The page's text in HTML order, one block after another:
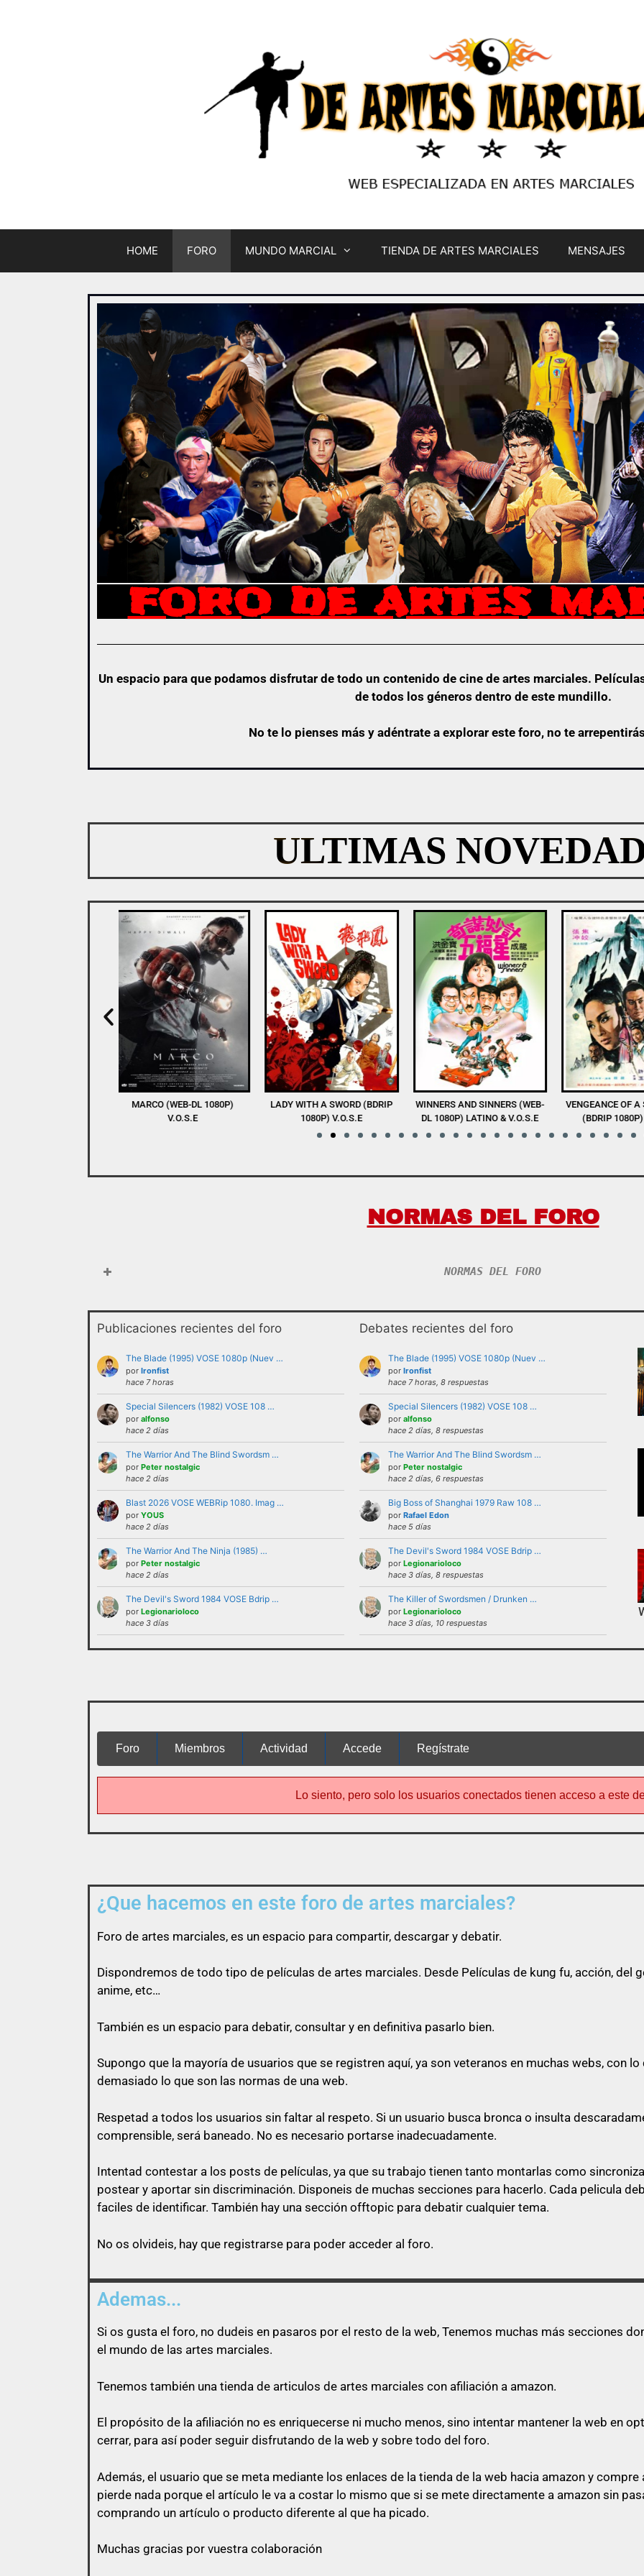
HOME FORO MUNDO MARCIAL TIENDA DE ARTES MARCIALES MENSAJES
FORO DE ARTES
Un espacio para que podamos disfrutar de todo un contenido de cine de artes marciales.
de todos los géneros dentro de este mundillo.
No te lo pienses más y adéntrate a explorar este foro, no te
ULTIMAS
LADY WITH A SWORD (BDRIP
1080P) V.O.S.E
WINNERS AND SINNERS (WEB-
DL 1080P) LATINO & V.O.S.E
VENGEANCE OF A SNOW GIRL
(BDRIP 1080P) V.O.S.E
THE SHAOLIN
1080P)
NORMAS DEL FORO
NORMAS DEL FORO
No se debe insultar a ningún usuario bajo ninguna circunstancia. Se puede criticar, discutir
recurrir al insulto.
No se debe hacer apología de la violencia, ni de forma verbal ni mostrando insignias,
como tales.
No trasladar a los foros discusiones a nivel personal con otros usuarios.Estas deben ser
partícipes al resto de personas del foro.
No revelar ni hacer público en el foro la identidad o datos personales de ningún
ejemplo direcciones de email, ip’s externas, etc
No enviar a los foros mensajes repetitivos
En el Lenguaje web, escribir con letras mayusculas equivale a gritar, si no es esa su
Cualquier usuario que altere el buen funcionamiento del foro mediante reiteradas quejas,
administración o las normas de uso del foro será expulsado del mismo.
funcionamiento de este foro
con lo que vas a responder.
El usuario que suba una peli, puede perfectamente no poner el enlace ni a la vista, ni en spoiler
momento que otro usuario comente en su post con un comentario decente y relacionado con
No vale un simple «Gracias», no vale «pásame el enlace», ni nada parecido a mensajes
Así que un usuario que esconda su enlace, será libre de pasárselo a quien quiera sin ninguna
Publicaciones recientes del foro
The Blade (1995) VOSE 1080p (Nuev …
por Ironfist
hace 7 horas
Special Silencers (1982) VOSE 108 …
por alfonso
hace 2 días
The Warrior And The Blind Swordsm …
por Peter nostalgic
hace 2 días
Blast 2026 VOSE WEBRip 1080. Imag …
por YOUS
hace 2 días
The Warrior And The Ninja (1985) …
por Peter nostalgic
hace 2 días
The Devil's Sword 1984 VOSE Bdrip …
por Legionarioloco
hace 3 días
Debates recientes del foro
The Blade (1995) VOSE 1080p (Nuev …
por Ironfist
hace 7 horas, 8 respuestas
Special Silencers (1982) VOSE 108 …
por alfonso
hace 2 días, 8 respuestas
The Warrior And The Blind Swordsm …
por Peter nostalgic
hace 2 días, 6 respuestas
Big Boss of Shanghai 1979 Raw 108 …
por Rafael Edon
hace 5 días
The Devil's Sword 1984 VOSE Bdrip …
por Legionarioloco
hace 3 días, 8 respuestas
The Killer of Swordsmen / Drunken …
por Legionarioloco
hace 3 días, 10 respuestas
Foro Miembros Actividad Accede Regístrate
Lo siento, pero solo los usuarios conectados tienen acceso a este
¿Que hacemos en este foro de artes marciales?
Foro de artes marciales, es un espacio para compartir, descargar y debatir.
Dispondremos de todo tipo de películas de artes marciales. Desde Películas de kung fu, acción, del
anime, etc…
También es un espacio para debatir, consultar y en definitiva pasarlo bien.
Supongo que la mayoría de usuarios que se registren aquí, ya son veteranos en muchas webs, con
demasiado lo que son las normas de una web.
Respetad a todos los usuarios sin faltar al respeto. Si un usuario busca bronca o insulta
comprensible, será baneado. No es necesario portarse inadecuadamente.
Intentad contestar a los posts de películas, ya que su trabajo tienen tanto montarlas como
postear y aportar sin discriminación. Disponeis de muchas secciones para hacerlo. Cada pelicula
faciles de identificar. También hay una sección offtopic para debatir cualquier tema.
No os olvideis, hay que registrarse para poder acceder al foro.
Ademas...
Si os gusta el foro, no dudeis en pasaros por el resto de la web, Tenemos muchas más secciones
el mundo de las artes marciales.
Tenemos también una tienda de articulos de artes marciales con afiliación a amazon.
El propósito de la afiliación no es enriquecerse ni mucho menos, sino intentar mantener la web en
cerrar, para así poder seguir disfrutando de la web y sobre todo del foro.
Además, el usuario que se meta mediante los enlaces de la tienda de la web hacia amazon y compre
pierde nada porque el artículo le va a costar lo mismo que si se mete directamente a amazon sin
comprando un artículo o producto diferente al que ha picado.
Muchas gracias por vuestra colaboración